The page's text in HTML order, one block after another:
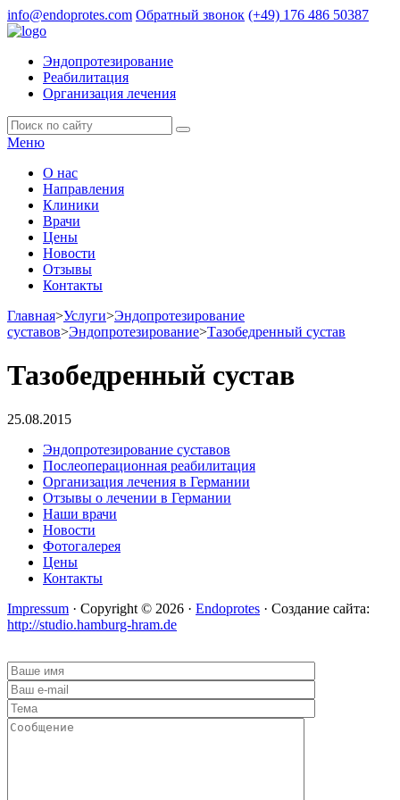
info@endoprotes.com Обратный звонок (+49) 176 486 50387
Эндопротезирование
Реабилитация
Организация лечения
Меню
О нас
Направления
Клиники
Врачи
Цены
Новости
Отзывы
Контакты
Главная>Услуги>Эндопротезирование
суставов>Эндопротезирование>Тазобедренный сустав
Тазобедренный сустав
25.08.2015
Эндопротезирование суставов
Послеоперационная реабилитация
Организация лечения в Германии
Отзывы о лечении в Германии
Наши врачи
Новости
Фотогалерея
Цены
Контакты
Impressum · Copyright © 2026 · Endoprotes · Создание сайта:
http://studio.hamburg-hram.de